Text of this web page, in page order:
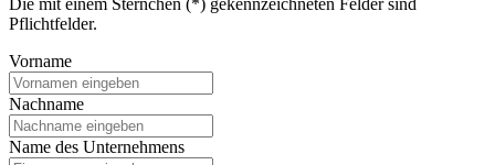
Die mit einem Sternchen (*) gekennzeichneten Felder sind
Pflichtfelder.
Vorname
Nachname
Name des Unternehmens